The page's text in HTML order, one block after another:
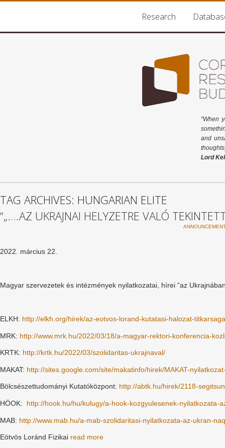
Research
"When
and
Lord
TAG ARCHIVES: HUNGARIAN ELITE
“„….AZ UKRAJNAI HELYZETRE VALÓ
2022. március 22.
Magyar szervezetek és intézmények nyilatkozatai, hírei “az
ELKH: http://elkh.org/hirek/az-eotvos-lorand-kutatasi-halozat-
MRK: http://www.mrk.hu/2022/03/18/a-magyar-rektori-konferencia-
KRTK: http://krtk.hu/2022/03/szolidaritas-ukrajnaval/
MAKAT: http://sites.google.com/site/makatinfo/hirek/MAKAT-
Bölcsészettudományi Kutatóközpont: http://abtk.hu/hirek/2118-
HÖOK: http://hook.hu/hu/kulugy/a-hook-kozgyulesenek-nyilatkozata-
MAB: http://www.mab.hu/a-mab-szolidaritasi-nyilatkozata-az-ukran-
Eötvös Loránd Fizikai read more